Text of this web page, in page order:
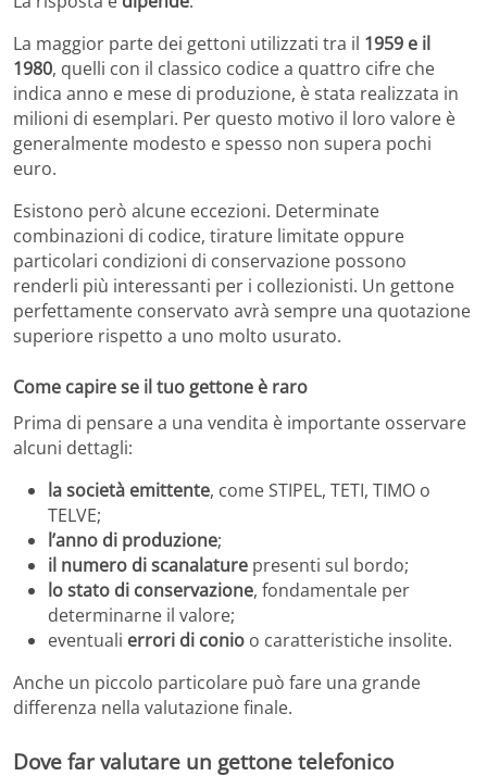
La maggior parte dei gettoni utilizzati tra il 1959 e il
1980, quelli con il classico codice a quattro cifre che
indica anno e mese di produzione, è stata realizzata in
milioni di esemplari. Per questo motivo il loro valore è
generalmente modesto e spesso non supera pochi
euro.
Esistono però alcune eccezioni. Determinate
combinazioni di codice, tirature limitate oppure
particolari condizioni di conservazione possono
renderli più interessanti per i collezionisti. Un gettone
perfettamente conservato avrà sempre una quotazione
superiore rispetto a uno molto usurato.
Come capire se il tuo gettone è raro
Prima di pensare a una vendita è importante osservare
alcuni dettagli:
la società emittente, come STIPEL, TETI, TIMO o
TELVE;
l’anno di produzione;
il numero di scanalature presenti sul bordo;
lo stato di conservazione, fondamentale per
determinarne il valore;
eventuali errori di conio o caratteristiche insolite.
Anche un piccolo particolare può fare una grande
differenza nella valutazione finale.
Dove far valutare un gettone telefonico